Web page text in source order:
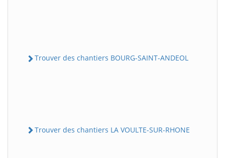
Trouver des chantiers BOURG-SAINT-ANDEOL
Trouver des chantiers LA VOULTE-SUR-RHONE